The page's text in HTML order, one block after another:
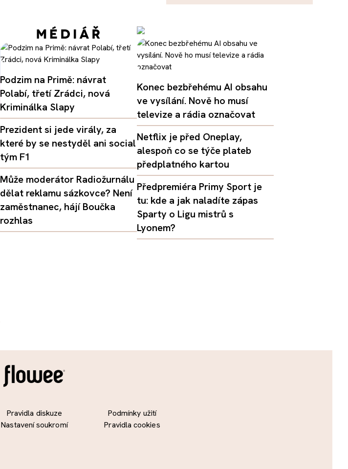
Podzim na Primě: návrat
Polabí, třetí Zrádci, nová
Kriminálka Slapy
Prezident si jede virály, za
které by se nestyděl ani social
tým F1
Může moderátor Radiožurnálu
dělat reklamu sázkovce? Není
zaměstnanec, hájí Boučka
rozhlas
Konec bezbřehému AI obsahu
ve vysílání. Nově ho musí
televize a rádia označovat
Netflix je před Oneplay,
alespoň co se týče plateb
předplatného kartou
Předpremiéra Primy Sport je
tu: kde a jak naladíte zápas
Sparty o Ligu mistrů s
Lyonem?
Pravidla diskuze
Nastavení soukromí
Podmínky užití
Pravidla cookies